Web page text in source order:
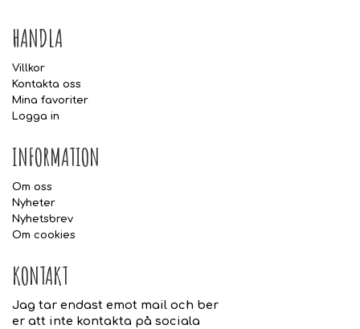
HANDLA
Villkor
Kontakta oss
Mina favoriter
Logga in
INFORMATION
Om oss
Nyheter
Nyhetsbrev
Om cookies
KONTAKT
Jag tar endast emot mail och ber
er att inte kontakta på sociala